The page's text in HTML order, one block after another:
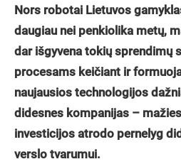
Nors robotai Lietuvos
daugiau nei penkiolika metų,
dar išgyvena tokių sprendimų
procesams keičiant ir
naujausios technologijos
didesnes kompanijas –
investicijos atrodo pernelyg
verslo tvarumui.